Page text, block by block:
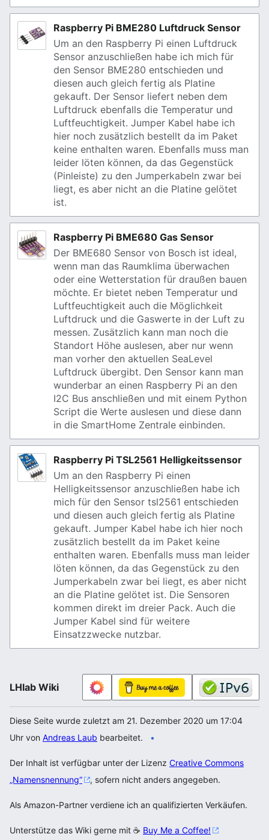
Raspberry Pi BME280 Luftdruck Sensor
Um an den Raspberry Pi einen Luftdruck
Sensor anzuschließen habe ich mich für
den Sensor BME280 entschieden und
diesen auch gleich fertig als Platine
gekauft. Der Sensor liefert neben dem
Luftdruck ebenfalls die Temperatur und
Luftfeuchtigkeit. Jumper Kabel habe ich
hier noch zusätzlich bestellt da im Paket
keine enthalten waren. Ebenfalls muss man
leider löten können, da das Gegenstück
(Pinleiste) zu den Jumperkabeln zwar bei
liegt, es aber nicht an die Platine gelötet
ist.
Raspberry Pi BME680 Gas Sensor
Der BME680 Sensor von Bosch ist ideal,
wenn man das Raumklima überwachen
oder eine Wetterstation für draußen bauen
möchte. Er bietet neben Temperatur und
Luftfeuchtigkeit auch die Möglichkeit
Luftdruck und die Gaswerte in der Luft zu
messen. Zusätzlich kann man noch die
Standort Höhe auslesen, aber nur wenn
man vorher den aktuellen SeaLevel
Luftdruck übergibt. Den Sensor kann man
wunderbar an einen Raspberry Pi an den
I2C Bus anschließen und mit einem Python
Script die Werte auslesen und diese dann
in die SmartHome Zentrale einbinden.
Raspberry Pi TSL2561 Helligkeitssensor
Um an den Raspberry Pi einen
Helligkeitssensor anzuschließen habe ich
mich für den Sensor tsl2561 entschieden
und diesen auch gleich fertig als Platine
gekauft. Jumper Kabel habe ich hier noch
zusätzlich bestellt da im Paket keine
enthalten waren. Ebenfalls muss man leider
löten können, da das Gegenstück zu den
Jumperkabeln zwar bei liegt, es aber nicht
an die Platine gelötet ist. Die Sensoren
kommen direkt im dreier Pack. Auch die
Jumper Kabel sind für weitere
Einsatzzwecke nutzbar.
LHlab Wiki
Diese Seite wurde zuletzt am 21. Dezember 2020 um 17:04
Uhr von Andreas Laub bearbeitet.
Der Inhalt ist verfügbar unter der Lizenz Creative Commons
„Namensnennung“
, sofern nicht anders angegeben.
Als Amazon-Partner verdiene ich an qualifizierten Verkäufen.
Unterstütze das Wiki gerne mit ☕ Buy Me a Coffee!